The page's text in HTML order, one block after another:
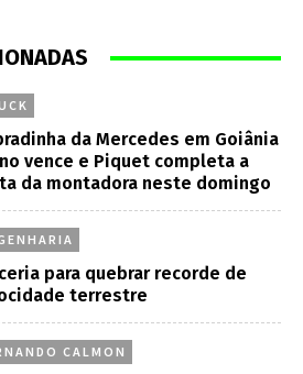
da Mercedes em Goiânia
vence e Piquet completa a
da montadora neste domingo
para quebrar recorde de
terrestre
CALMON